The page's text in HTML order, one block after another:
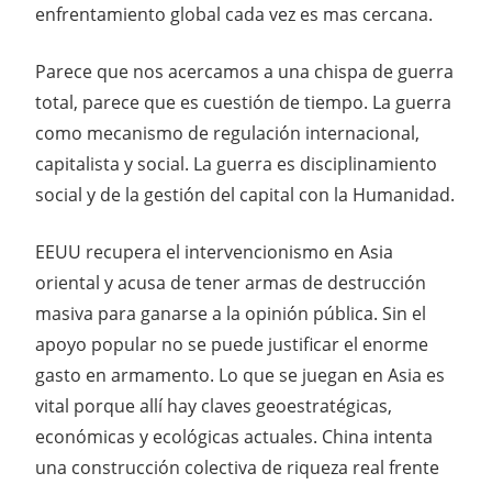
enfrentamiento global cada vez es mas cercana.
Parece que nos acercamos a una chispa de guerra
total, parece que es cuestión de tiempo. La guerra
como mecanismo de regulación internacional,
capitalista y social. La guerra es disciplinamiento
social y de la gestión del capital con la Humanidad.
EEUU recupera el intervencionismo en Asia
oriental y acusa de tener armas de destrucción
masiva para ganarse a la opinión pública. Sin el
apoyo popular no se puede justificar el enorme
gasto en armamento. Lo que se juegan en Asia es
vital porque allí hay claves geoestratégicas,
económicas y ecológicas actuales. China intenta
una construcción colectiva de riqueza real frente